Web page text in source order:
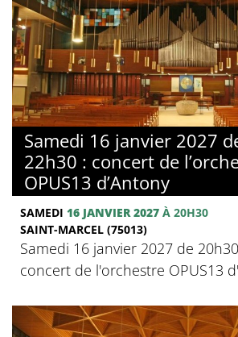
Samedi 16 janvier 2027
22h30 : concert de
OPUS13 d’Antony
SAMEDI 16 JANVIER 2027 À 20H30
SAINT-MARCEL (75013)
Samedi 16 janvier 2027 de
concert de l'orchestre OPUS13